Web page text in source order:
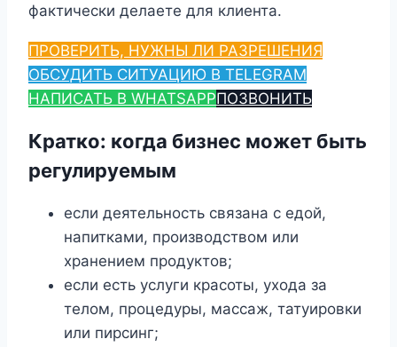
фактически делаете для клиента.
ПРОВЕРИТЬ, НУЖНЫ ЛИ РАЗРЕШЕНИЯ
ОБСУДИТЬ СИТУАЦИЮ В TELEGRAM
НАПИСАТЬ В WHATSAPPПОЗВОНИТЬ
Кратко: когда бизнес может быть
регулируемым
если деятельность связана с едой,
напитками, производством или
хранением продуктов;
если есть услуги красоты, ухода за
телом, процедуры, массаж, татуировки
или пирсинг;